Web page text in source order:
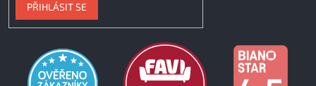
PŘIHLÁSIT SE